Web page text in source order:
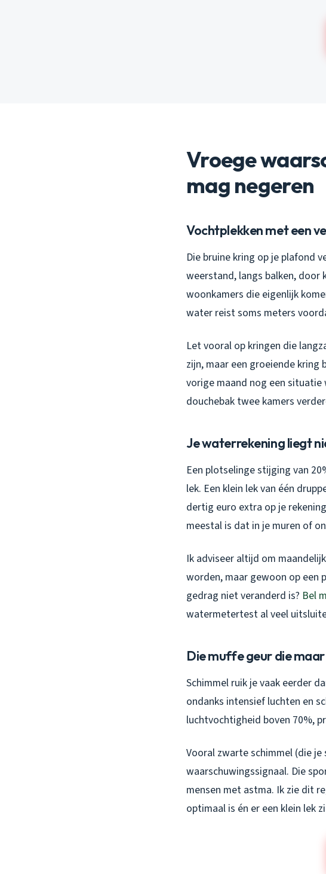
Vroege
mag negeren
Vochtplekken met een
Die bruine kring op je plafond
weerstand, langs balken, door
woonkamers die eigenlijk
water reist soms meters
Let vooral op kringen die
zijn, maar een groeiende
vorige maand nog een situatie
douchebak twee kamers
Je waterrekening liegt
Een plotselinge stijging van
lek. Een klein lek van één
dertig euro extra op je
meestal is dat in je muren of
Ik adviseer altijd om
worden, maar gewoon op
gedrag niet veranderd is? Bel
watermetertest al veel
Die muffe geur die
Schimmel ruik je vaak eerder
ondanks intensief luchten en
luchtvochtigheid boven 70%,
Vooral zwarte schimmel (die je
waarschuwingssignaal. Die
mensen met astma. Ik zie dit
optimaal is én er een klein lek